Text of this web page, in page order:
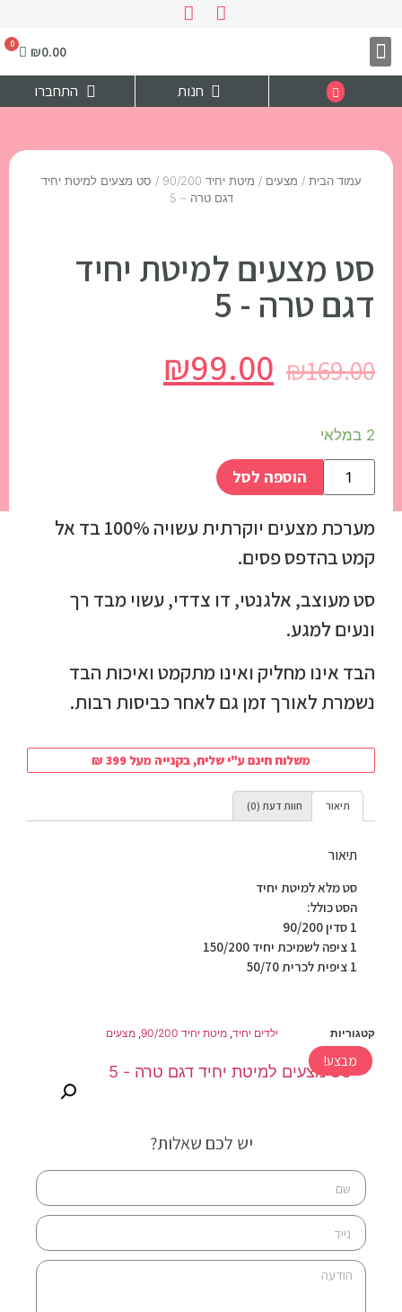
₪0.00
חנות התחברו
עמוד הבית / מצעים / מיטת יחיד 90/200
/ סט מצעים למיטת יחיד
דגם טרה – 5
סט מצעים למיטת יחיד
דגם טרה - 5
₪169.00
₪99.00
2 במלאי
הוספה לסל
מערכת מצעים יוקרתית עשויה 100% בד אל
קמט בהדפס פסים.
סט מעוצב, אלגנטי, דו צדדי, עשוי מבד רך
ונעים למגע.
הבד אינו מחליק ואינו מתקמט ואיכות הבד
נשמרת לאורך זמן גם לאחר כביסות רבות.
משלוח חינם ע"י שליח, בקנייה מעל 399 ₪
תיאור חוות דעת (0)
תיאור
סט מלא למיטת יחיד
הסט כולל:
1 סדין 90/200
1 ציפה לשמיכת יחיד 150/200
1 ציפית לכרית 50/70
קטגוריות ילדים יחיד, מיטת יחיד 90/200 , מצעים
מבצע!
יש לכם שאלות?